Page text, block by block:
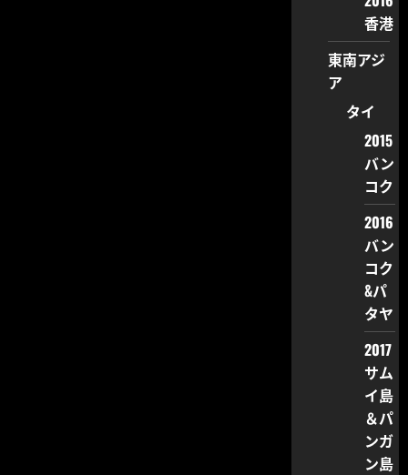
香港
東南アジ
ア
タイ
2015
バン
コク
2016
バン
コク
&パ
タヤ
2017
サム
イ島
＆パ
ンガ
ン島